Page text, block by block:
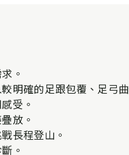
。
明確的足跟包覆、足弓
受。
放。
長程登山。
。